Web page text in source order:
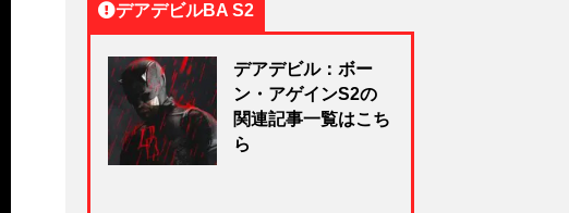
デアデビルBA S2
デアデビル：ボー
ン・アゲインS2の
関連記事一覧はこち
ら